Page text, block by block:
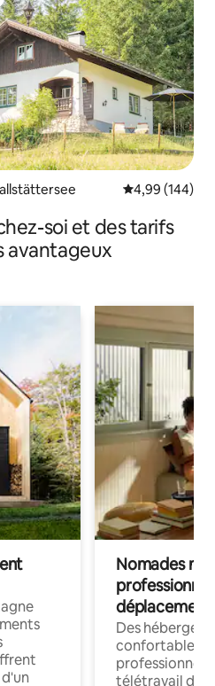
Évaluation
4,99 (144)
soi et des tarifs
avantageux
Nomades
déplacement
Des
confortables
professionnels
télétravail